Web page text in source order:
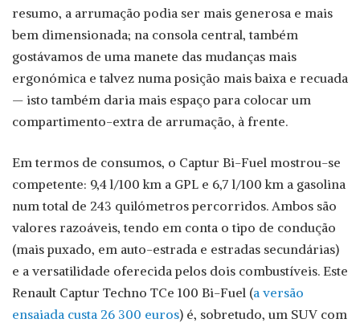
resumo, a arrumação podia ser mais generosa e mais
bem dimensionada; na consola central, também
gostávamos de uma manete das mudanças mais
ergonómica e talvez numa posição mais baixa e recuada
— isto também daria mais espaço para colocar um
compartimento-extra de arrumação, à frente.
Em termos de consumos, o Captur Bi-Fuel mostrou-se
competente: 9,4 l/100 km a GPL e 6,7 l/100 km a gasolina
num total de 243 quilómetros percorridos. Ambos são
valores razoáveis, tendo em conta o tipo de condução
(mais puxado, em auto-estrada e estradas secundárias)
e a versatilidade oferecida pelos dois combustíveis. Este
Renault Captur Techno TCe 100 Bi-Fuel (a versão
ensaiada custa 26 300 euros) é, sobretudo, um SUV com